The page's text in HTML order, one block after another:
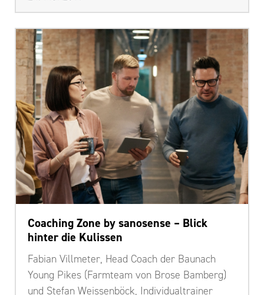
Coaching Zone by sanosense – Blick
hinter die Kulissen
Fabian Villmeter, Head Coach der Baunach
Young Pikes (Farmteam von Brose Bamberg)
und Stefan Weissenböck, Individualtrainer